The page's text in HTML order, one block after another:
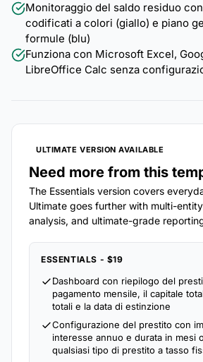
Monitoraggio del saldo residuo
codificati a colori (giallo) e piano
formule (blu)
Funziona con Microsoft Excel,
LibreOffice Calc senza
ULTIMATE VERSION AVAILABLE
Need more from this
The Essentials version covers
Ultimate goes further with multi-
analysis, and ultimate-grade
ESSENTIALS - $19
Dashboard con riepilogo del
pagamento mensile, il capitale
totali e la data di estinzione
Configurazione del prestito con
interesse annuo e durata in mesi
qualsiasi tipo di prestito a tasso